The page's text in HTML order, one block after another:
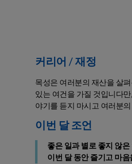
커리어 / 재정
목성은 여러분의 재산을 살
있는 여건을 가질 것입니다
야기를 듣지 마시고 여러분
이번 달 조언
좋은 일과 별로 좋지 않
이번 달 동안 즐기고 마